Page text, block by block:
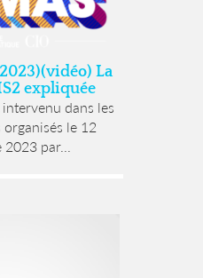
La
expliquée
dans les
le 12
par...